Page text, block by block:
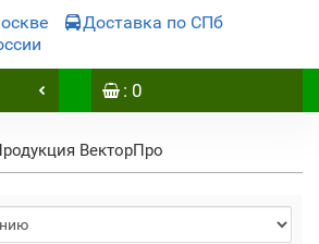
Доставка по СПб
: 0
ВекторПро